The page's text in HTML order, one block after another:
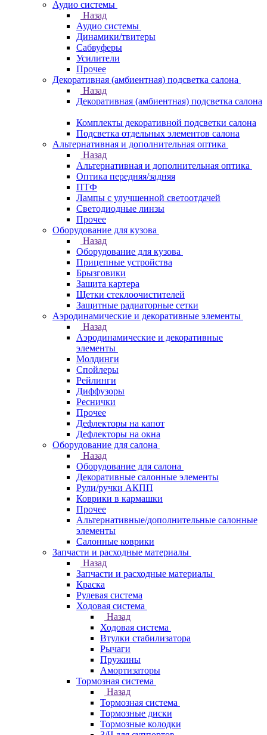
Аудио системы
Назад
Аудио системы
Динамики/твитеры
Сабвуферы
Усилители
Прочее
Декоративная (амбиентная) подсветка салона
Назад
Декоративная (амбиентная) подсветка салона
Комплекты декоративной подсветки салона
Подсветка отдельных элементов салона
Альтернативная и дополнительная оптика
Назад
Альтернативная и дополнительная оптика
Оптика передняя/задняя
ПТФ
Лампы с улучшенной светоотдачей
Светодиодные линзы
Прочее
Оборудование для кузова
Назад
Оборудование для кузова
Прицепные устройства
Брызговики
Защита картера
Щетки стеклоочистителей
Защитные радиаторные сетки
Аэродинамические и декоративные элементы
Назад
Аэродинамические и декоративные
элементы
Молдинги
Спойлеры
Рейлинги
Диффузоры
Реснички
Прочее
Дефлекторы на капот
Дефлекторы на окна
Оборудование для салона
Назад
Оборудование для салона
Декоративные салонные элементы
Рули/ручки АКПП
Коврики в кармашки
Прочее
Альтернативные/дополнительные салонные
элементы
Салонные коврики
Запчасти и расходные материалы
Назад
Запчасти и расходные материалы
Краска
Рулевая система
Ходовая система
Назад
Ходовая система
Втулки стабилизатора
Рычаги
Пружины
Амортизаторы
Тормозная система
Назад
Тормозная система
Тормозные диски
Тормозные колодки